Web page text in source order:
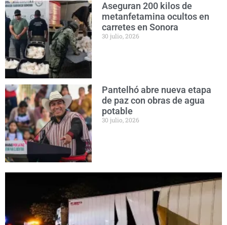
Aseguran 200 kilos de
metanfetamina ocultos en
carretes en Sonora
30 julio, 2026
Pantelhó abre nueva etapa
de paz con obras de agua
potable
30 julio, 2026